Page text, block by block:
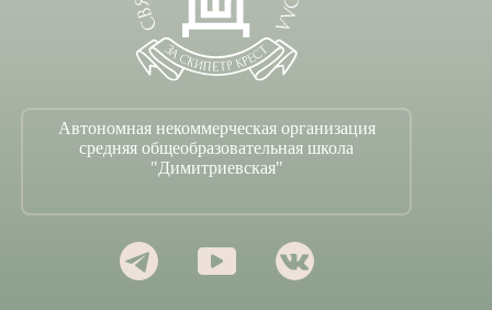
Автономная некоммерческая организация
средняя общеобразовательная школа
"Димитриевская"